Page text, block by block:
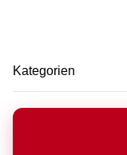
Kategorien